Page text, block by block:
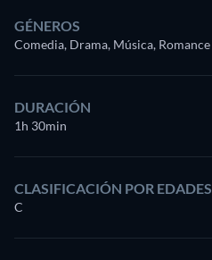
GÉNEROS
Comedia, Drama, Música, Romance
DURACIÓN
1h 30min
CLASIFICACIÓN POR EDADES
C